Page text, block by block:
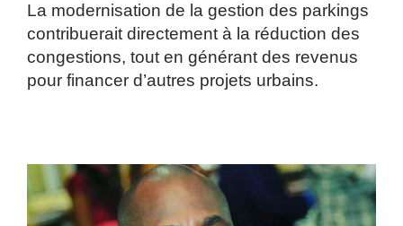
La modernisation de la gestion des parkings
contribuerait directement à la réduction des
congestions, tout en générant des revenus
pour financer d’autres projets urbains.